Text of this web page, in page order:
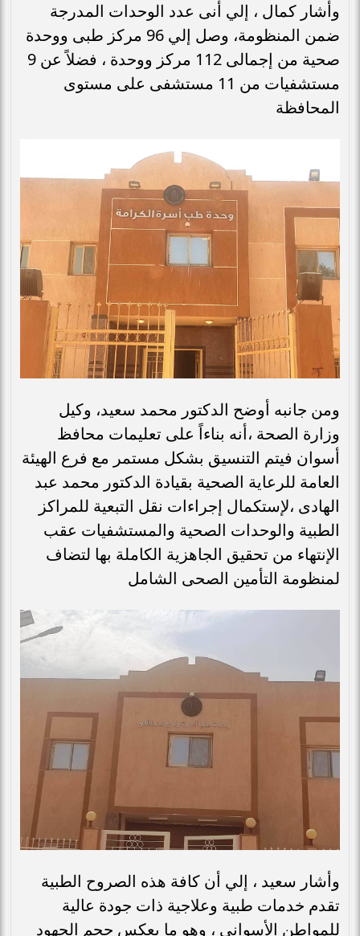
وأشار كمال ، إلي أنى عدد الوحدات المدرجة
ضمن المنظومة، وصل إلي 96 مركز طبى ووحدة
صحية من إجمالى 112 مركز ووحدة ، فضلاً عن 9
مستشفيات من 11 مستشفى على مستوى
المحافظة
ومن جانبه أوضح الدكتور محمد سعيد، وكيل
وزارة الصحة ،أنه بناءاً على تعليمات محافظ
أسوان فيتم التنسيق بشكل مستمر مع فرع الهيئة
العامة للرعاية الصحية بقيادة الدكتور محمد عبد
الهادى ،لإستكمال إجراءات نقل التبعية للمراكز
الطبية والوحدات الصحية والمستشفيات عقب
الإنتهاء من تحقيق الجاهزية الكاملة بها لتضاف
لمنظومة التأمين الصحى الشامل
وأشار سعيد ، إلي أن كافة هذه الصروح الطبية
تقدم خدمات طبية وعلاجية ذات جودة عالية
للمواطن الأسوانى ، وهو ما يعكس حجم الجهود